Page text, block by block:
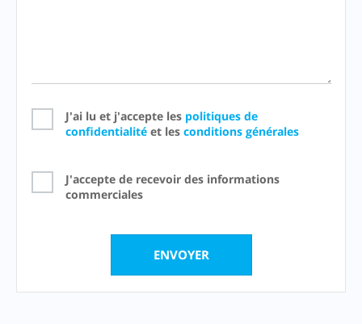
J'ai lu et j'accepte les politiques de
confidentialitéet les conditions générales
J'accepte de recevoir des informations
commerciales